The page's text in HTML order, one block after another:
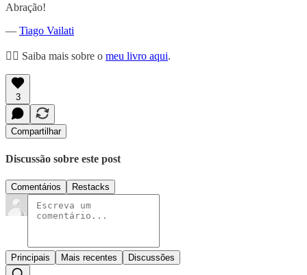
Abração!
— Tiago Vailati
👉🏼 Saiba mais sobre o meu livro aqui.
3
Compartilhar
Discussão sobre este post
Comentários Restacks
Principais Mais recentes Discussões